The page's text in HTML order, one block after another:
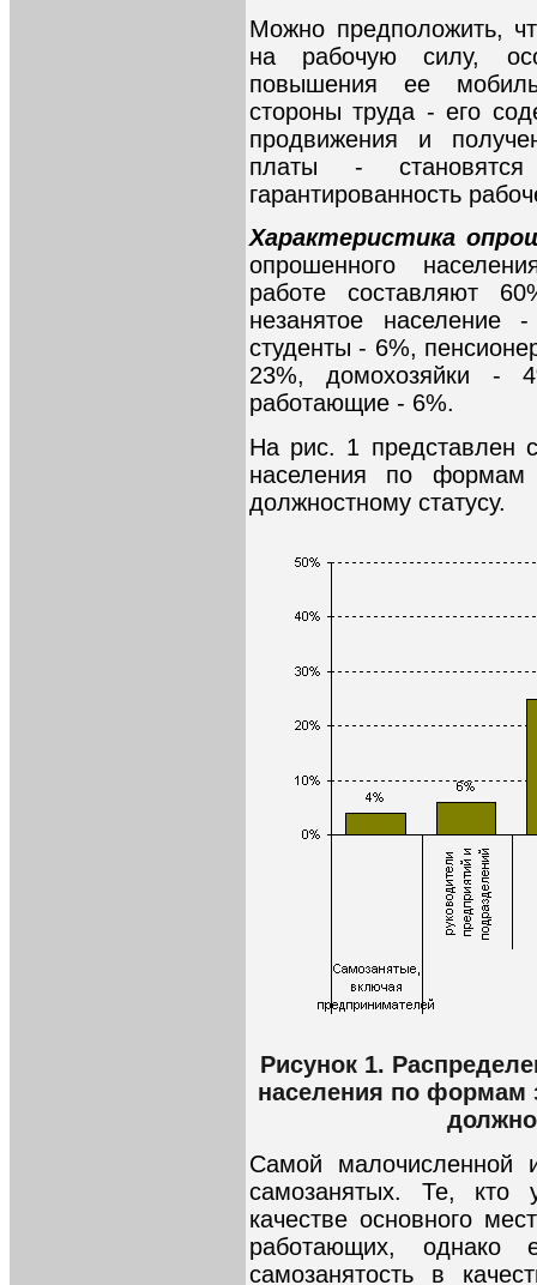
Можно предположить,
на рабочую силу,
повышения ее
стороны труда - его
продвижения и
платы -
гарантированность
Характеристика
опрошенного
работе составляют
незанятое
студенты - 6%,
23%, домохозяйки -
работающие - 6%.
На рис. 1 представлен
населения по формам
должностному статусу.
Рисунок 1.
населения по формам
Самой малочисленной
самозанятых. Те, кто
качестве основного
работающих, однако
самозанятость в